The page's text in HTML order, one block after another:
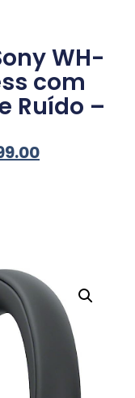
WH-
com
Ruído –